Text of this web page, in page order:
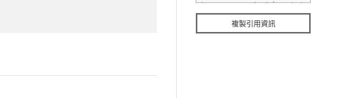
複製引用資訊